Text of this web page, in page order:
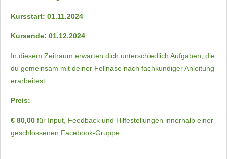
Kursstart: 01.11.2024
Kursende: 01.12.2024
In diesem Zeitraum erwarten dich unterschiedlich Aufgaben, die
du gemeinsam mit deiner Fellnase nach fachkundiger Anleitung
erarbeitest.
Preis:
€ 80,00 für Input, Feedback und Hilfestellungen innerhalb einer
geschlossenen Facebook-Gruppe.